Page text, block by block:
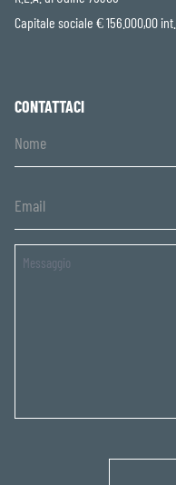
Capitale sociale € 156.000,00
CONTATTACI
Untitled